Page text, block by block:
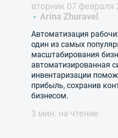
вторник 07 февраля
Arina Zhuravel
Автоматизация
один из самых
масштабирования
автоматизированная
инвентаризации
прибыль, сохранив
бизнесом.
3 мин. на чтение